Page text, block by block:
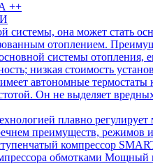
++
системы, она может стать
отоплением.
системы
низкая стоимость
автономные
Он не выделяет
плавно
преимуществ, режимов
компрессор
обмотками